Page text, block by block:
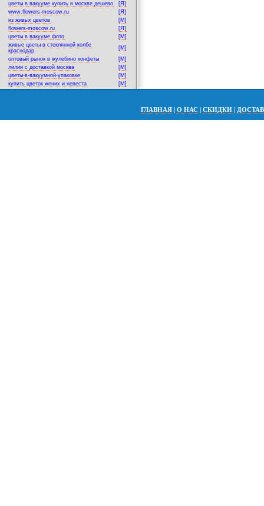
цветы в вакууме купить в москве дешево
[Я]
www.flowers-moscow.ru
[Я]
из живых цветов
[M]
flowers-moscow.ru
[Я]
цветы в вакууме фото
[M]
живые цветы в стеклянной колбе
краснодар
[M]
оптовый рынок в жулебино конфеты
[M]
лилии с доставкой москва
[M]
цветы-в-вакуумной-упаковке
[M]
купить цветок жених и невеста
[M]
ГЛАВНАЯ | О НАС | СКИДКИ |